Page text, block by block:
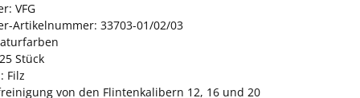
VFG
Artikelnummer: 33703-01/02/03
Stück
Filz
von den Flintenkalibern 12, 16 und 20